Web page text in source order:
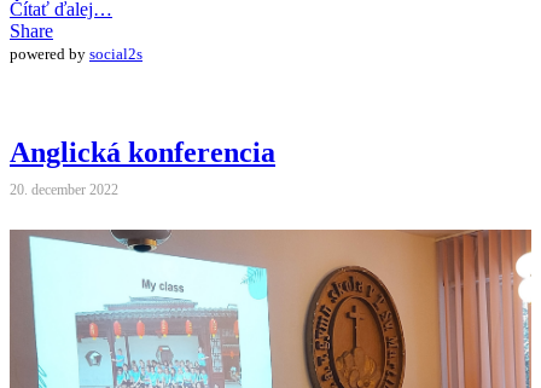
Čítať ďalej…
Share
powered by social2s
Anglická konferencia
20. december 2022